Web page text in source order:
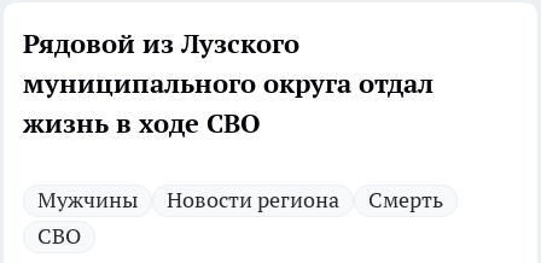
Рядовой из Лузского
муниципального округа отдал
жизнь в ходе СВО
Мужчины Новости региона
Смерть
СВО